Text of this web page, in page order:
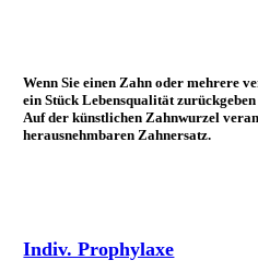
Wenn Sie einen Zahn oder mehrere
ein Stück Lebens­qualität
Auf der künst­lichen Zahn­wurzel
heraus­nehm­baren Zahnersatz.
Indiv. Prophylaxe